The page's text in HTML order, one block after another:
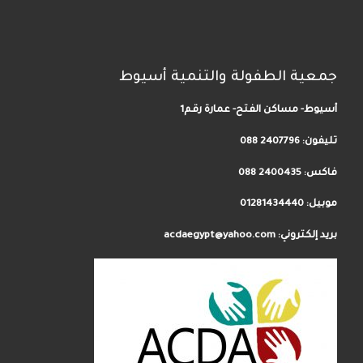
جمعية الطفولة والتنمية أسيوط
أسيوط- مساكن الفتح- عمارة رقم1
تليفون: 2407796 088
فاكس: 2400435 088
موبيل: 01281434440
بريد إلكتروني: acdaegypt@yahoo.com